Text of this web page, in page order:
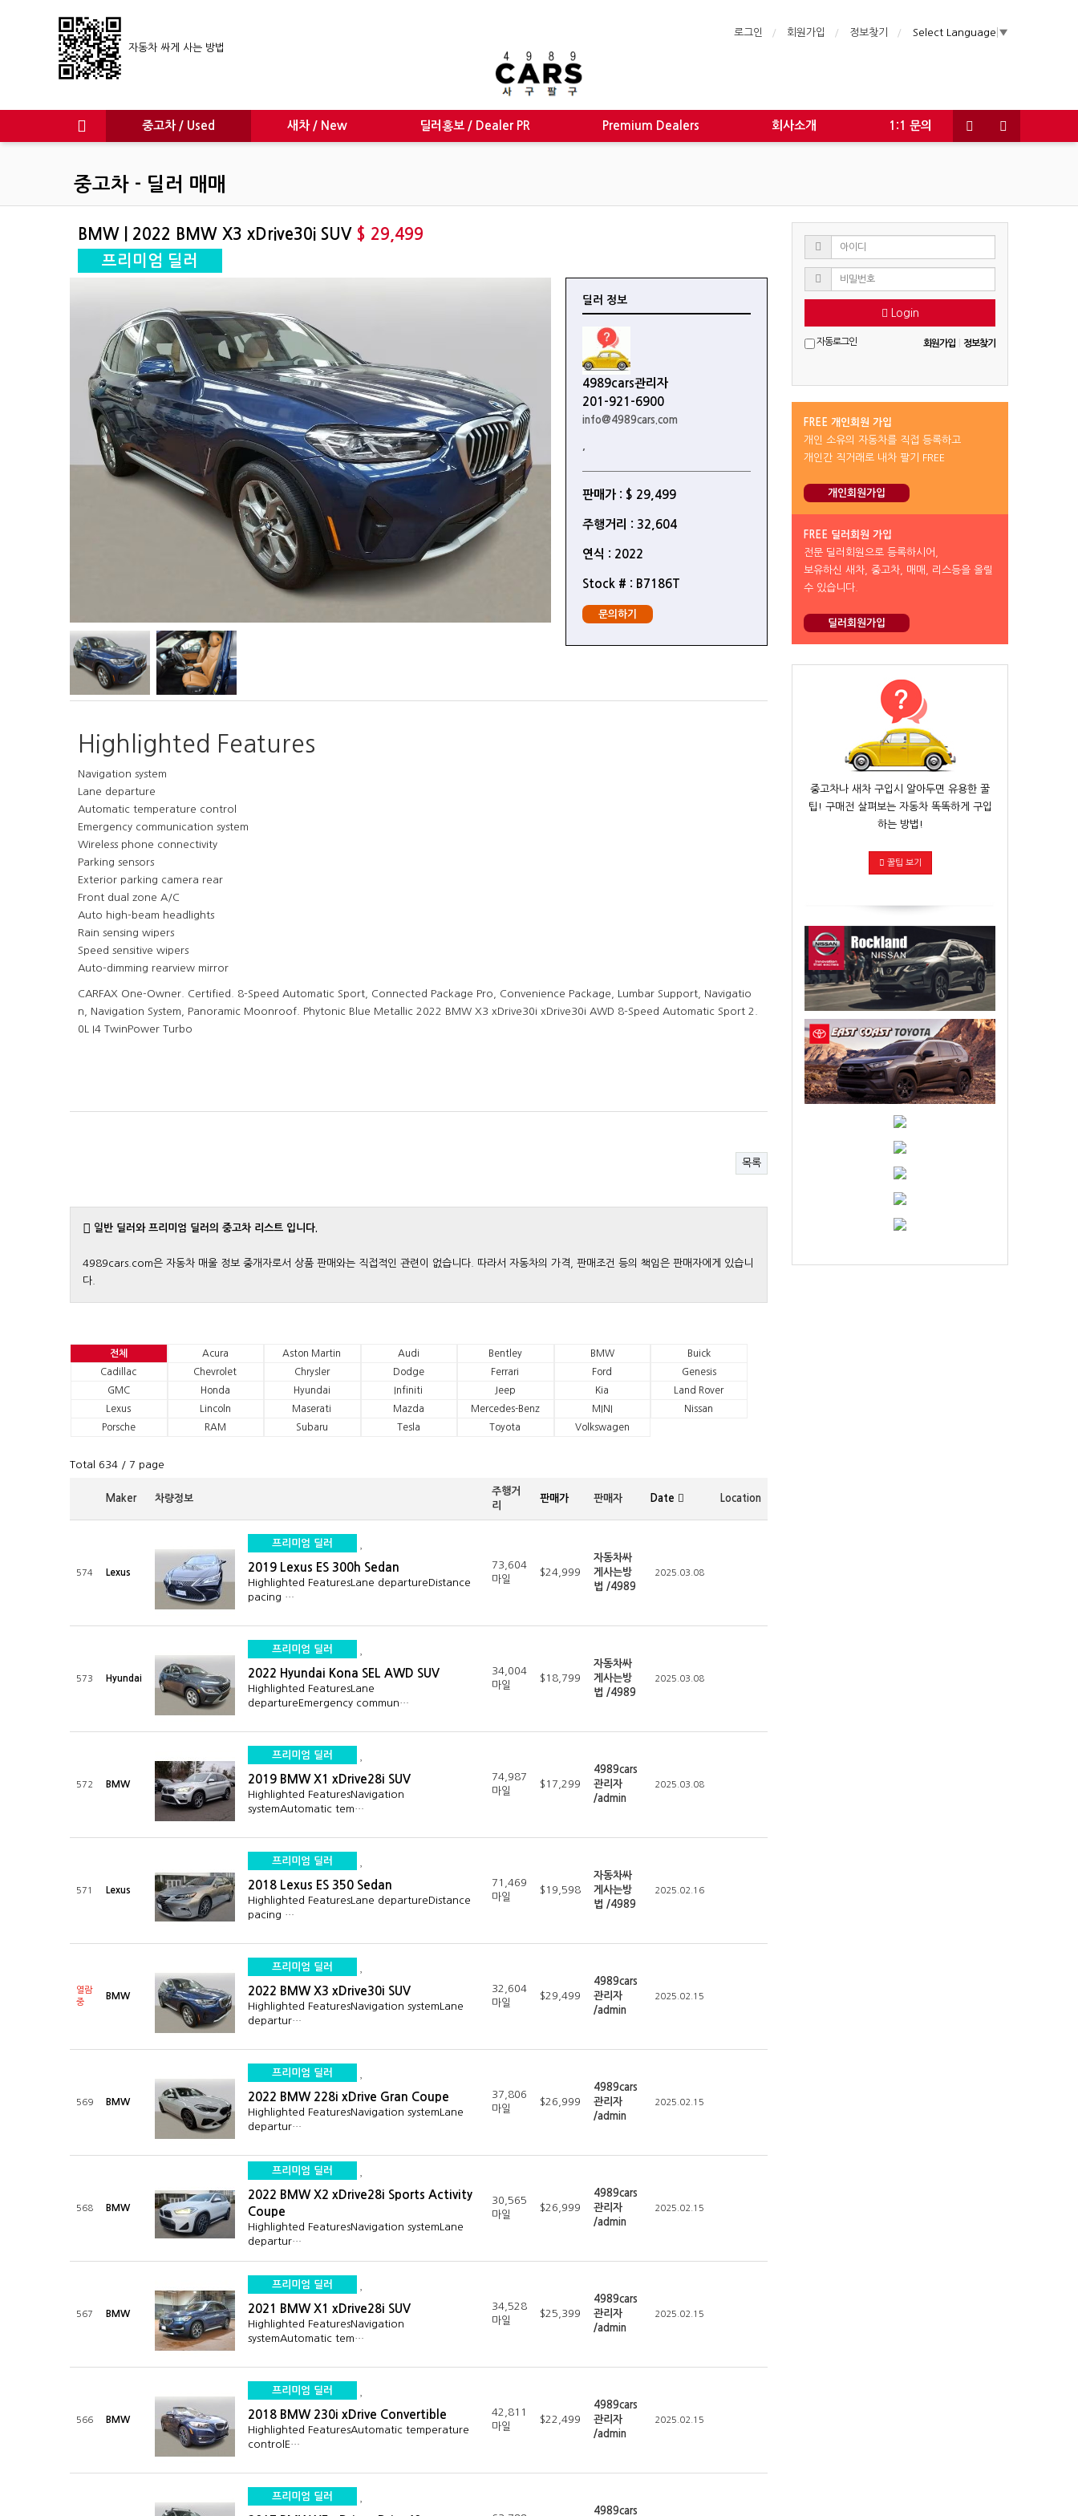
자동차 싸게 사는 방법
로그인 회원가입 정보찾기 Select Language ▼
중고차 / Used 새차 / New 딜러홍보 / Dealer PR Premium Dealers 회사소개 1:1 문의
중고차 - 딜러 매매
BMW | 2022 BMW X3 xDrive30i SUV $ 29,499
프리미엄 딜러
딜러 정보
4989cars관리자
201-921-6900
info@4989cars.com
판매가 : $ 29,499
주행거리 : 32,604
연식 : 2022
Stock # : B7186T
문의하기
Highlighted Features
Navigation system
Lane departure
Automatic temperature control
Emergency communication system
Wireless phone connectivity
Parking sensors
Exterior parking camera rear
Front dual zone A/C
Auto high-beam headlights
Rain sensing wipers
Speed sensitive wipers
Auto-dimming rearview mirror
CARFAX One-Owner. Certified. 8-Speed Automatic Sport, Connected Package Pro, Convenience Package, Lumbar Support, Navigatio
n, Navigation System, Panoramic Moonroof. Phytonic Blue Metallic 2022 BMW X3 xDrive30i xDrive30i AWD 8-Speed Automatic Sport 2.
0L I4 TwinPower Turbo
목록
일반 딜러와 프리미엄 딜러의 중고차 리스트 입니다.
4989cars.com은 자동차 매울 정보 중개자로서 상품 판매와는 직접적인 관련이 없습니다. 따라서 자동차의 가격, 판매조건 등의 책임은 판매자에게 있습니
다.
전체 Acura Aston Martin Audi Bentley BMW
Buick
Cadillac
Chevrolet Chrysler Dodge Ferrari Ford
Genesis
GMC
Honda Hyundai Infiniti Jeep Kia
Land Rover
Lexus
Lincoln Maserati Mazda Mercedes-Benz MINI
Nissan
Porsche
RAM Subaru Tesla Toyota Volkswagen
Total 634 / 7 page
Maker 차량정보
주행거
리
판매가 판매자 Date Location
574 Lexus
프리미엄 딜러
2019 Lexus ES 300h Sedan
Highlighted FeaturesLane departureDistance
pacing …
73,604
마일
$24,999
자동차싸
게사는방
법 /4989
2025.03.08
573 Hyundai
프리미엄 딜러
2022 Hyundai Kona SEL AWD SUV
Highlighted FeaturesLane
departureEmergency commun…
34,004
마일
$18,799
자동차싸
게사는방
법 /4989
2025.03.08
572 BMW
프리미엄 딜러
2019 BMW X1 xDrive28i SUV
Highlighted FeaturesNavigation
systemAutomatic tem…
74,987
마일
$17,299
4989cars
관리자
/admin
2025.03.08
571 Lexus
프리미엄 딜러
2018 Lexus ES 350 Sedan
Highlighted FeaturesLane departureDistance
pacing …
71,469
마일
$19,598
자동차싸
게사는방
법 /4989
2025.02.16
열람
중
BMW
프리미엄 딜러
2022 BMW X3 xDrive30i SUV
Highlighted FeaturesNavigation systemLane
departur…
32,604
마일
$29,499
4989cars
관리자
/admin
2025.02.15
569 BMW
프리미엄 딜러
2022 BMW 228i xDrive Gran Coupe
Highlighted FeaturesNavigation systemLane
departur…
37,806
마일
$26,999
4989cars
관리자
/admin
2025.02.15
568 BMW
프리미엄 딜러
2022 BMW X2 xDrive28i Sports Activity
Coupe
Highlighted FeaturesNavigation systemLane
departur…
30,565
마일
$26,999
4989cars
관리자
/admin
2025.02.15
567 BMW
프리미엄 딜러
2021 BMW X1 xDrive28i SUV
Highlighted FeaturesNavigation
systemAutomatic tem…
34,528
마일
$25,399
4989cars
관리자
/admin
2025.02.15
566 BMW
프리미엄 딜러
2018 BMW 230i xDrive Convertible
Highlighted FeaturesAutomatic temperature
controlE…
42,811
마일
$22,499
4989cars
관리자
/admin
2025.02.15
프리미엄 딜러
4989cars
Login
자동로그인 회원가입 정보찾기
FREE 개인회원 가입
개인 소유의 자동차를 직접 등록하고
개인간 직거래로 내차 팔기 FREE
개인회원가입
FREE 딜러회원 가입
전문 딜러회원으로 등록하시어,
보유하신 새차, 중고차, 매매, 리스등을 올릴
수 있습니다.
딜러회원가입
중고차나 새차 구입시 알아두면 유용한 꿀
팁! 구매전 살펴보는 자동차 똑똑하게 구입
하는 방법!
꿀팁 보기